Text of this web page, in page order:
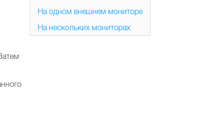
На одном внешнем мониторе
На нескольких мониторах